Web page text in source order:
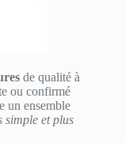
de qualité à
ou confirmé
un ensemble
simple et plus